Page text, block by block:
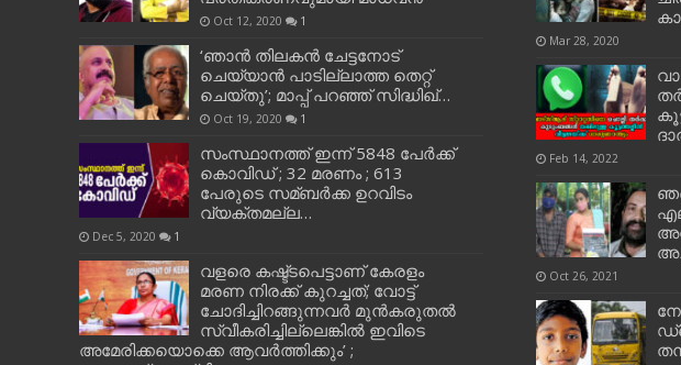
Oct 12, 2020 1
‘ഞാന്‍ തിലകന്‍ ചേട്ടനോട്
ചെയ്യാന്‍ പാടില്ലാത്ത തെറ്റ്
ചെയ്തു’; മാപ്പ് പറഞ്ഞ് സിദ്ധിഖ്…
Oct 19, 2020 1
സംസ്ഥാനത്ത് ഇന്ന് 5848 പേര്‍ക്ക്
കൊവി‌ഡ് ; 32 മരണം ; 613
പേരുടെ സമ്ബര്‍ക്ക ഉറവിടം
വ്യക്തമല്ല…
Dec 5, 2020 1
വളരെ കഷ്ട്ടപെട്ടാണ് കേരളം
മരണ നിരക്ക് കുറച്ചത്; വോട്ട്
ചോദിച്ചിറങ്ങുന്നവർ മുൻകരുതൽ
സ്വീകരിച്ചില്ലെങ്കിൽ ഇവിടെ
അമേരിക്കയൊക്കെ ആവർത്തിക്കും’ ;
Mar 28, 2020
Feb 14, 2022
Oct 26, 2021